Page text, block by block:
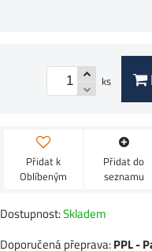
ks
Přidat k
Oblíbeným
Přidat do
seznamu
Dostupnost:Skladem
PPL -